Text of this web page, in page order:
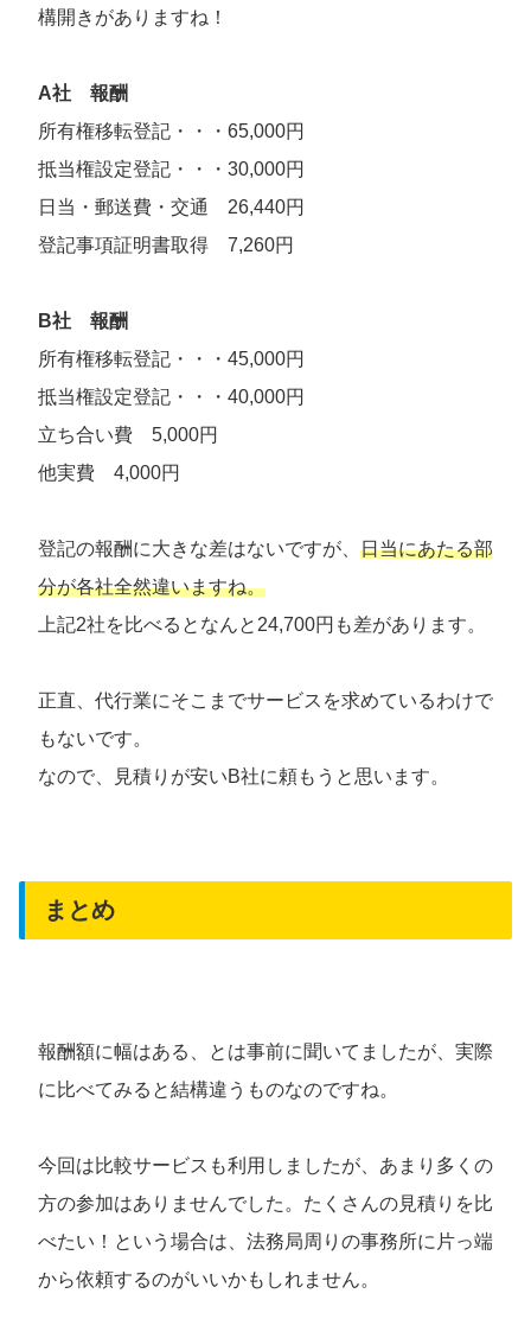
構開きがありますね！
A社 報酬
所有権移転登記・・・65,000円
抵当権設定登記・・・30,000円
日当・郵送費・交通 26,440円
登記事項証明書取得 7,260円
B社 報酬
所有権移転登記・・・45,000円
抵当権設定登記・・・40,000円
立ち合い費 5,000円
他実費 4,000円
登記の報酬に大きな差はないですが、 日当にあたる部
分が各社全然違いますね。
上記2社を比べるとなんと24,700円も差があります。
正直、代行業にそこまでサービスを求めているわけで
もないです。
なので、見積りが安いB社に頼もうと思います。
まとめ
報酬額に幅はある、とは事前に聞いてましたが、実際
に比べてみると結構違うものなのですね。
今回は比較サービスも利用しましたが、あまり多くの
方の参加はありませんでした。たくさんの見積りを比
べたい！という場合は、法務局周りの事務所に片っ端
から依頼するのがいいかもしれません。